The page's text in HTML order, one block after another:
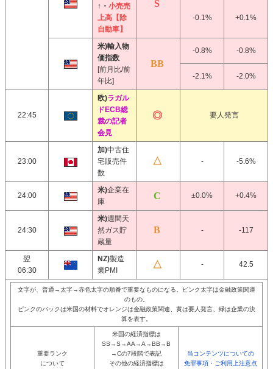
↑・ 小売売
上高【除
自動車】
-0.1% +0.1%
米)輸入物
価指数
[前月比/前
年比]
-0.8% -0.8%
-2.1% -2.0%
22:45
欧)ラガル
ドECB総
裁の記者
会見
要人発言
23:00
加)中古住
宅販売件
数
- -5.6%
24:00
米)企業在
庫
±0.0% +0.4%
24:30
米)週間天
然ガス貯
蔵量
- -117
翌
06:30
NZ)製造
業PMI
- 42.5
文字が、普通→太字→赤色太字の順番で重要なものになる。ピンク太字は金融政策関連
のもの。
ピンクのバックは米国の材料でオレンジは金融政策関連、黄は要人発言、緑は企業の決
算を表す。
重要ランク
について
米国の経済指標は
SS→S→AA→A→BB→B
→Cの7段階で表記
その他の経済指標は
当コンテンツについての
免罪事項・ご利用上注意点